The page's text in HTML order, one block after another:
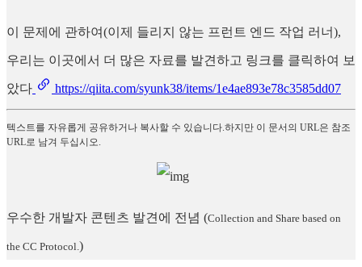
이 문제에 관하여(이제 들리지 않는 프런트 엔드 작업 러너),
우리는 이곳에서 더 많은 자료를 발견하고 링크를 클릭하여 보
았다 https://qiita.com/syunk38/items/1e4ae893e78c3585dd07
텍스트를 자유롭게 공유하거나 복사할 수 있습니다.하지만 이 문서의 URL은 참조
URL로 남겨 두십시오.
우수한 개발자 콘텐츠 발견에 전념 (Collection and Share based on
the CC Protocol.)